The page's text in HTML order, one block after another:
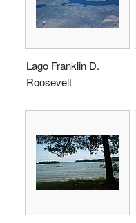
Lago Franklin D.
Roosevelt